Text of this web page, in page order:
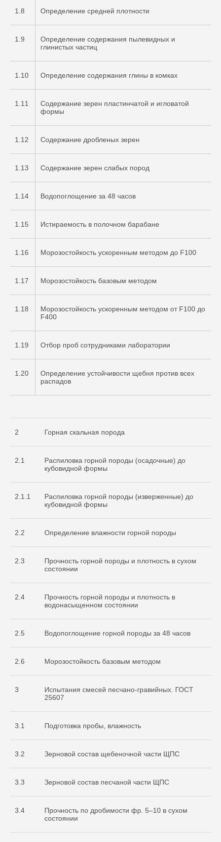
1.8 Определение средней плотности
1.9
Определение содержания пылевидных и
глинистых частиц
1.10 Определение содержания глины в комках
1.11
Содержание зерен пластинчатой и игловатой
формы
1.12 Содержание дробленых зерен
1.13 Содержание зерен слабых пород
1.14 Водопоглощение за 48 часов
1.15 Истираемость в полочном барабане
1.16 Морозостойкость ускоренным методом до F100
1.17 Морозостойкость базовым методом
1.18
Морозостойкость ускоренным методом от F100 до
F400
1.19 Отбор проб сотрудниками лаборатории
1.20
Определение устойчивости щебня против всех
распадов
2 Горная скальная порода
2.1
Распиловка горной породы (осадочные) до
кубовидной формы
2.1.1
Распиловка горной породы (изверженные) до
кубовидной формы
2.2 Определение влажности горной породы
2.3
Прочность горной породы и плотность в сухом
состоянии
2.4
Прочность горной породы и плотность в
водонасыщенном состоянии
2.5 Водопоглощение горной породы за 48 часов
2.6 Морозостойкость базовым методом
3
Испытания смесей песчано-гравийных. ГОСТ
25607
3.1 Подготовка пробы, влажность
3.2 Зерновой состав щебеночной части ЩПС
3.3 Зерновой состав песчаной части ЩПС
3.4
Прочность по дробимости фр. 5–10 в сухом
состоянии